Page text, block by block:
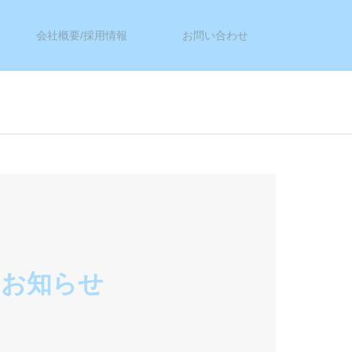
会社概要/採用情報 お問い合わせ
知らせ